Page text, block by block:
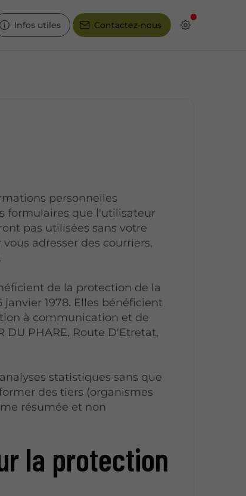
Infos utiles Contactez-nous
personnelles
formulaires que l'utilisateur
pas utilisées sans votre
adresser des courriers,
de la protection de la
1978. Elles bénéficient
à communication et de
DU PHARE, Route D'Etretat,
statistiques sans que
des tiers (organismes
résumée et non